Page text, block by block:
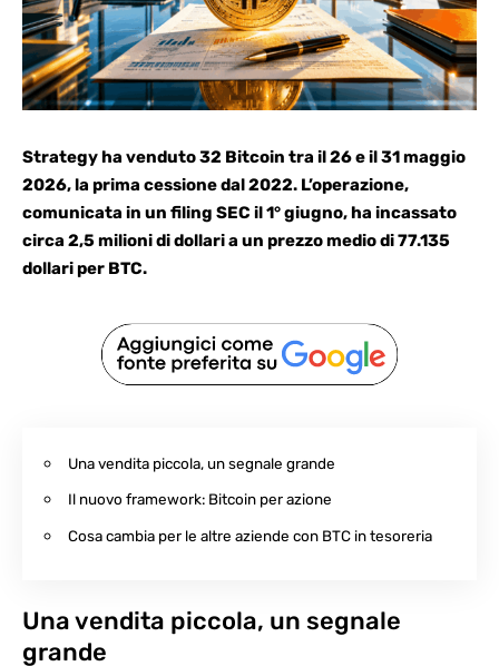
Strategy ha venduto 32 Bitcoin tra il 26 e il 31 maggio
2026, la prima cessione dal 2022. L’operazione,
comunicata in un filing SEC il 1° giugno, ha incassato
circa 2,5 milioni di dollari a un prezzo medio di 77.135
dollari per BTC.
Una vendita piccola, un segnale grande
Il nuovo framework: Bitcoin per azione
Cosa cambia per le altre aziende con BTC in tesoreria
Una vendita piccola, un segnale
grande